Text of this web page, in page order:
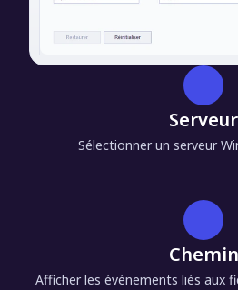
Serveur
Sélectionner un serveur
Chemin
Afficher les événements liés aux